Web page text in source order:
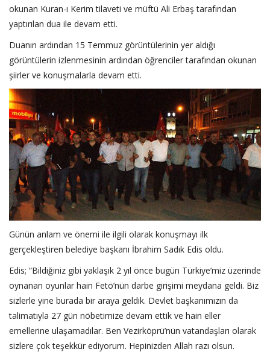
okunan Kuran-ı Kerim tilaveti ve müftü Ali Erbaş tarafından
yaptırılan dua ile devam etti.
Duanın ardından 15 Temmuz görüntülerinin yer aldığı
görüntülerin izlenmesinin ardından öğrenciler tarafından okunan
şiirler ve konuşmalarla devam etti.
Günün anlam ve önemi ile ilgili olarak konuşmayı ilk
gerçekleştiren belediye başkanı İbrahim Sadık Edis oldu.
Edis; “Bildiğiniz gibi yaklaşık 2 yıl önce bugün Türkiye’miz üzerinde
oynanan oyunlar hain Fetö’nün darbe girişimi meydana geldi. Biz
sizlerle yine burada bir araya geldik. Devlet başkanımızın da
talimatıyla 27 gün nöbetimize devam ettik ve hain eller
emellerine ulaşamadılar. Ben Vezirköprü’nün vatandaşları olarak
sizlere çok teşekkür ediyorum. Hepinizden Allah razı olsun.